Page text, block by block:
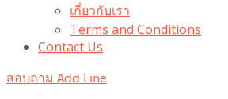
เกี่ยวกับเรา
Terms and Conditions
Contact Us
สอบถาม Add Line